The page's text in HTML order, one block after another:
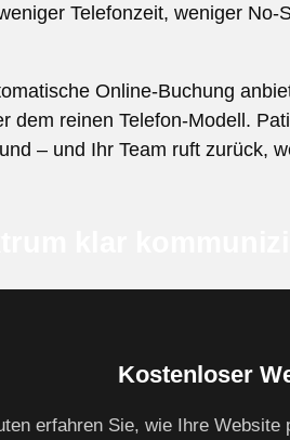
Telefonzeit, weniger
Online-Buchung
dem reinen Telefon-Modell.
– und Ihr Team ruft zurück,
Kostenloser
erfahren Sie, wie Ihre